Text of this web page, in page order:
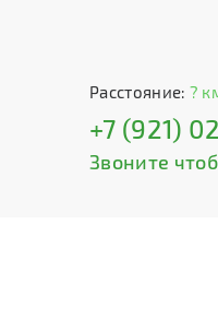
Расстояние: ?
+7 (921)
Звоните